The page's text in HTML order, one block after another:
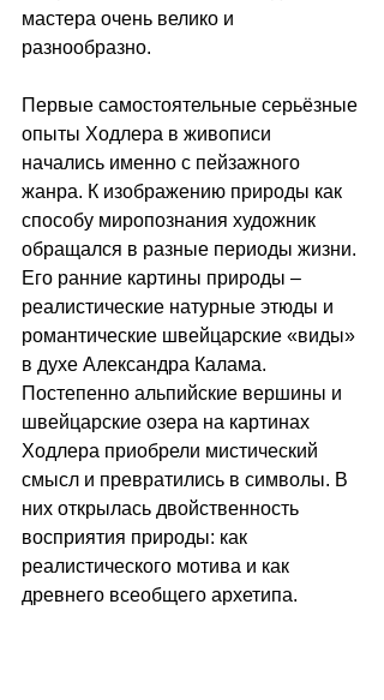
мастера очень велико и
разнообразно.
Первые самостоятельные серьёзные
опыты Ходлера в живописи
начались именно с пейзажного
жанра. К изображению природы как
способу миропознания художник
обращался в разные периоды жизни.
Его ранние картины природы –
реалистические натурные этюды и
романтические швейцарские «виды»
в духе Александра Калама.
Постепенно альпийские вершины и
швейцарские озера на картинах
Ходлера приобрели мистический
смысл и превратились в символы. В
них открылась двойственность
восприятия природы: как
реалистического мотива и как
древнего всеобщего архетипа.